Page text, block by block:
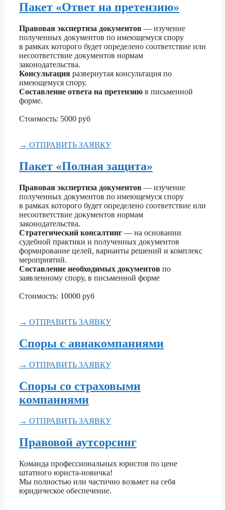
Пакет «Ответ на претензию»
Правовая экспертиза документов — изучение
полученных документов по имеющемуся спору
в рамках которого будет определено соответствие или
несоответствие документов нормам
законодательства.
Консультация развернутая консультация по
имеющемуся спору.
Составление ответа на претензию в письменной
форме.
Стоимость: 5000 руб
→ ОТПРАВИТЬ ЗАЯВКУ
Пакет «Полная защита»
Правовая экспертиза документов — изучение
полученных документов по имеющемуся спору
в рамках которого будет определено соответствие или
несоответствие документов нормам
законодательства.
Стратегический консалтинг — на основании
судебной практики и полученных документов
формирование целей, варианты решений и комплекс
мероприятий.
Составление необходимых документов по
заявленному спору, в письменной форме
Стоимость: 10000 руб
→ ОТПРАВИТЬ ЗАЯВКУ
Споры с авиакомпаниями
→ ОТПРАВИТЬ ЗАЯВКУ
Споры со страховыми
компаниями
→ ОТПРАВИТЬ ЗАЯВКУ
Правовой аутсорсинг
Команда профессиональных юристов по цене
штатного юриста-новичка!
Мы полностью или частично возьмет на себя
юридическое обеспечение.